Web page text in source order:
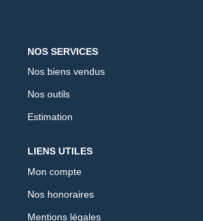
NOS SERVICES
Nos biens vendus
Nos outils
Estimation
LIENS UTILES
Mon compte
Nos honoraires
Mentions légales